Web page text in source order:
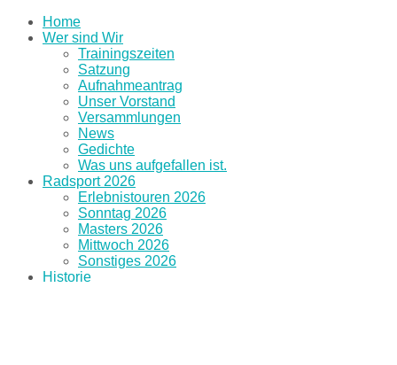
Home
Wer sind Wir
Trainingszeiten
Satzung
Aufnahmeantrag
Unser Vorstand
Versammlungen
News
Gedichte
Was uns aufgefallen ist.
Radsport 2026
Erlebnistouren 2026
Sonntag 2026
Masters 2026
Mittwoch 2026
Sonstiges 2026
Historie